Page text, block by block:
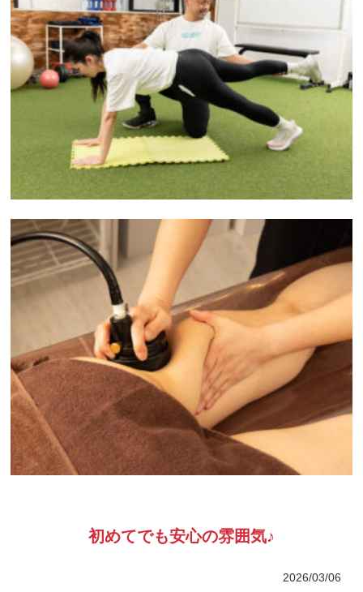
初めてでも安心の雰囲気♪
2026/03/06